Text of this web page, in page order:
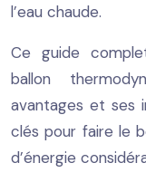
l’eau chaude.
Ce guide
ballon
avantages et ses
clés pour faire le
d’énergie